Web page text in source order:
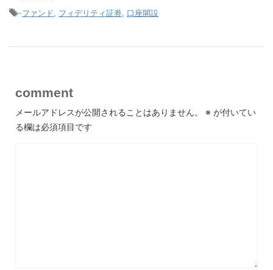
-ファンド フィデリティ証券 口座開設
comment
メールアドレスが公開されることはありません。 ※ が付いてい
る欄は必須項目です